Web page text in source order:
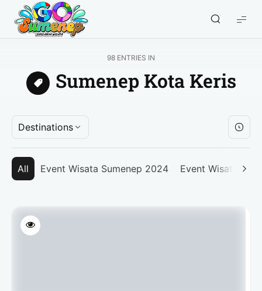
GO
Sumenep
Wisata
Sumenep
98 ENTRIES IN
Sumenep Kota Keris
Destinations
All Event Wisata Sumenep 2024 Event Wisata